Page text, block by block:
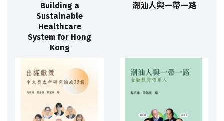
Building a
Sustainable
Healthcare
System for Hong
Kong
潮汕人與一帶一路